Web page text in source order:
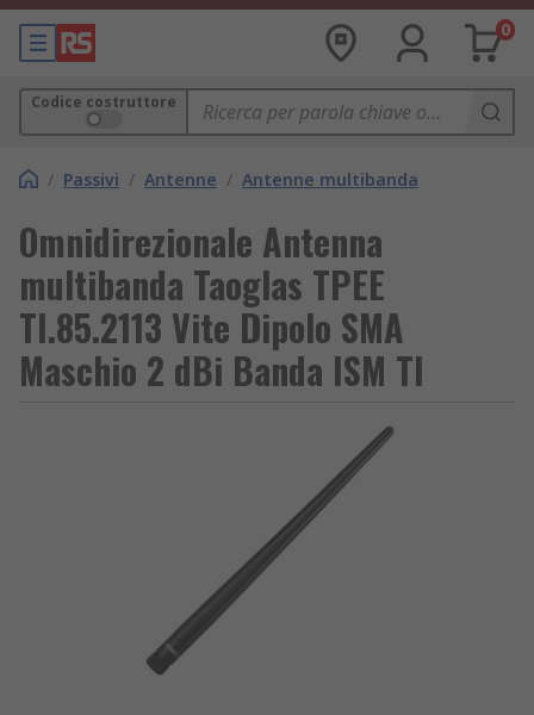
0
Codice costruttore
/ Passivi / Antenne / Antenne multibanda
Omnidirezionale Antenna
multibanda Taoglas TPEE
TI.85.2113 Vite Dipolo SMA
Maschio 2 dBi Banda ISM TI